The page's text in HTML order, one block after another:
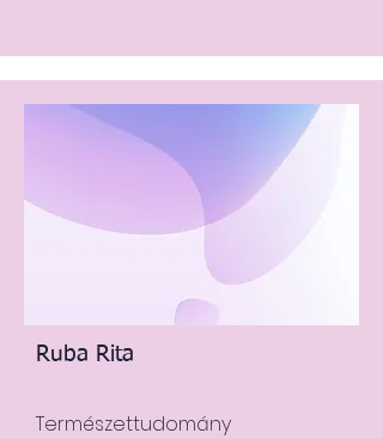
Ruba Rita
Természettudomány